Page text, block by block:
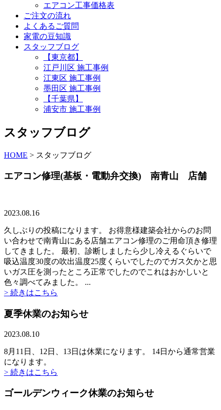
エアコン工事価格表
ご注文の流れ
よくあるご質問
家電の豆知識
スタッフブログ
【東京都】
江戸川区 施工事例
江東区 施工事例
墨田区 施工事例
【千葉県】
浦安市 施工事例
スタッフブログ
HOME > スタッフブログ
エアコン修理(基板・電動弁交換) 南青山 店舗
2023.08.16
久しぶりの投稿になります。 お得意様建築会社からのお問
い合わせで南青山にある店舗エアコン修理のご用命頂き修理
してきました。 最初、診断しましたら少し冷えるぐらいで
吸込温度30度の吹出温度25度くらいでしたのでガス欠かと思
いガス圧を測ったところ正常でしたのでこれはおかしいと
色々調べてみました。 ...
> 続きはこちら
夏季休業のお知らせ
2023.08.10
8月11日、12日、13日は休業になります。 14日から通常営業
になります。
> 続きはこちら
ゴールデンウィーク休業のお知らせ